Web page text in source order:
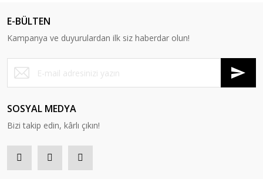
E-BÜLTEN
Kampanya ve duyurulardan ilk siz haberdar olun!
SOSYAL MEDYA
Bizi takip edin, kârlı çıkın!